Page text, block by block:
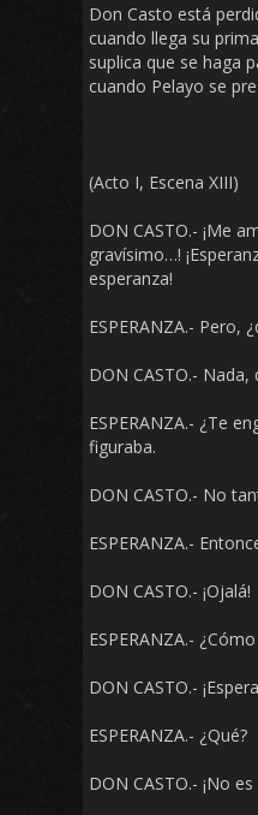
Don Casto está
cuando llega su
suplica que se haga
cuando Pelayo se
(Acto I, Escena XIII)
DON CASTO.- ¡Me
gravísimo…!
esperanza!
ESPERANZA.- Pero,
DON CASTO.-
ESPERANZA.- ¿Te
figuraba.
DON CASTO.- No
ESPERANZA.-
DON CASTO.- ¡Ojalá!
ESPERANZA.-
DON CASTO.-
ESPERANZA.- ¿Qué?
DON CASTO.- ¡No